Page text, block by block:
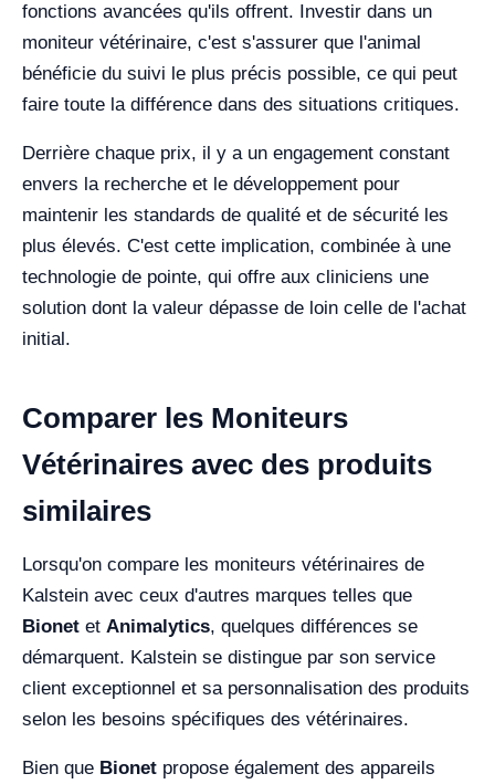
fonctions avancées qu'ils offrent. Investir dans un
moniteur vétérinaire, c'est s'assurer que l'animal
bénéficie du suivi le plus précis possible, ce qui peut
faire toute la différence dans des situations critiques.
Derrière chaque prix, il y a un engagement constant
envers la recherche et le développement pour
maintenir les standards de qualité et de sécurité les
plus élevés. C'est cette implication, combinée à une
technologie de pointe, qui offre aux cliniciens une
solution dont la valeur dépasse de loin celle de l'achat
initial.
Comparer les Moniteurs
Vétérinaires avec des produits
similaires
Lorsqu'on compare les moniteurs vétérinaires de
Kalstein avec ceux d'autres marques telles que
Bionet et Animalytics, quelques différences se
démarquent. Kalstein se distingue par son service
client exceptionnel et sa personnalisation des produits
selon les besoins spécifiques des vétérinaires.
Bien que Bionet propose également des appareils